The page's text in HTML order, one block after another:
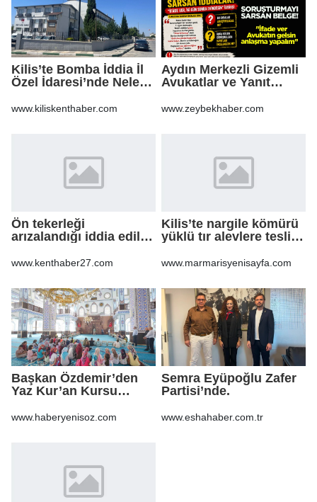
Kilis’te Bomba İddia İl
Özel İdaresi’nde Neler
www.kiliskenthaber.com
Aydın Merkezli Gizemli
Avukatlar ve Yanıt
www.zeybekhaber.com
Ön tekerleği
arızalandığı iddia edilen
çarptı: 1 yaralı
www.kenthaber27.com
Kilis’te nargile kömürü
yüklü tır alevlere teslim
www.marmarisyenisayfa.com
Başkan Özdemir’den
Yaz Kur’an Kursu
www.haberyenisoz.com
Semra Eyüpoğlu Zafer
Partisi’nde.
www.eshahaber.com.tr